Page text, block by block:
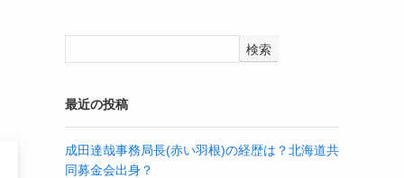
検索
最近の投稿
成田達哉事務局長(赤い羽根)の経歴は？北海道共
同募金会出身？